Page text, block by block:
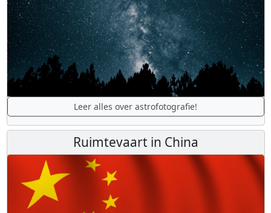
Leer alles over astrofotografie!
Ruimtevaart in China